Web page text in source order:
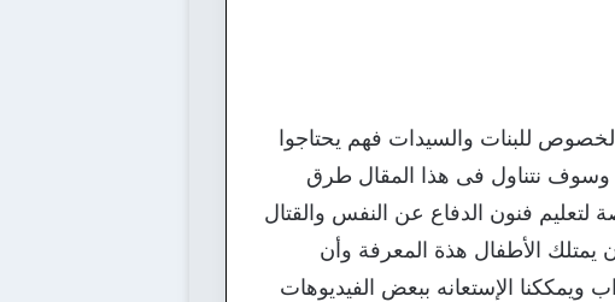
للبنات والسيدات فهم يحتاجوا
وسوف نتناول فى هذا المقال طرق
لتعليم فنون الدفاع عن النفس والقتال
يمتلك الأطفال هذة المعرفة وأن
ويمككنا الإستعانه ببعض الفيديوهات